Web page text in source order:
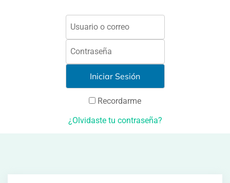
Recordarme
¿Olvidaste tu contraseña?